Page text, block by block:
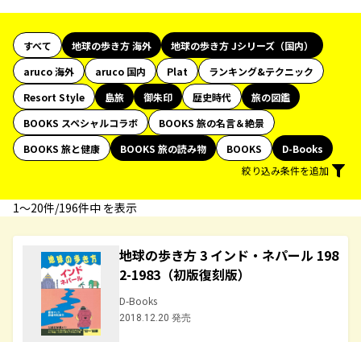
すべて 地球の歩き方 海外
地球の歩き方 Jシリーズ（国内）
aruco 海外
aruco 国内 Plat
ランキング&テクニック
Resort Style
島旅 御朱印 歴史時代
旅の図鑑
BOOKS スペシャルコラボ
BOOKS 旅の名言＆絶景
BOOKS 旅と健康
BOOKS 旅の読み物 BOOKS
D-Books
絞り込み条件を追加
1〜20件/196件中 を表示
地球の歩き方 3 インド・ネパール 198
2-1983（初版復刻版）
D-Books
2018.12.20 発売